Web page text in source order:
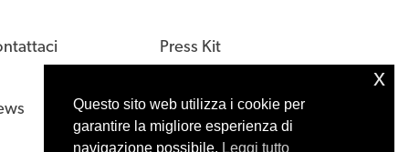
Questo sito web utilizza i cookie per
garantire la migliore esperienza di
navigazione possibile. Leggi tutto
x
Press Kit